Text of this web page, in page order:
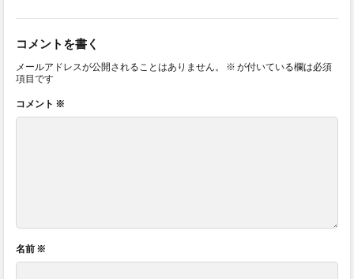
コメントを書く
メールアドレスが公開されることはありません。 ※ が付いている欄は必須
項目です
コメント ※
名前 ※